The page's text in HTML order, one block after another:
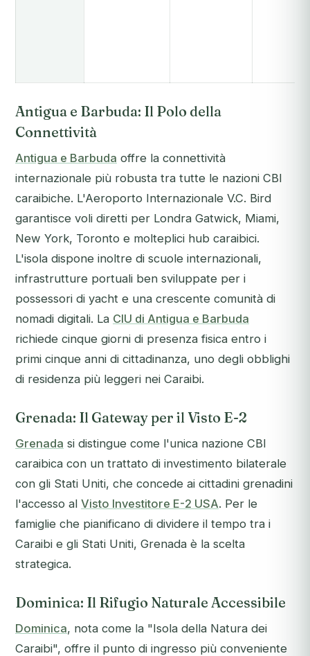
Antigua e Barbuda: Il Polo della
Connettività
Antigua e Barbuda offre la connettività
internazionale più robusta tra tutte le nazioni CBI
caraibiche. L'Aeroporto Internazionale V.C. Bird
garantisce voli diretti per Londra Gatwick, Miami,
New York, Toronto e molteplici hub caraibici.
L'isola dispone inoltre di scuole internazionali,
infrastrutture portuali ben sviluppate per i
possessori di yacht e una crescente comunità di
nomadi digitali. La CIU di Antigua e Barbuda
richiede cinque giorni di presenza fisica entro i
primi cinque anni di cittadinanza, uno degli obblighi
di residenza più leggeri nei Caraibi.
Grenada: Il Gateway per il Visto E-2
Grenada si distingue come l'unica nazione CBI
caraibica con un trattato di investimento bilaterale
con gli Stati Uniti, che concede ai cittadini grenadini
l'accesso al Visto Investitore E-2 USA. Per le
famiglie che pianificano di dividere il tempo tra i
Caraibi e gli Stati Uniti, Grenada è la scelta
strategica.
Dominica: Il Rifugio Naturale Accessibile
Dominica, nota come la "Isola della Natura dei
Caraibi", offre il punto di ingresso più conveniente